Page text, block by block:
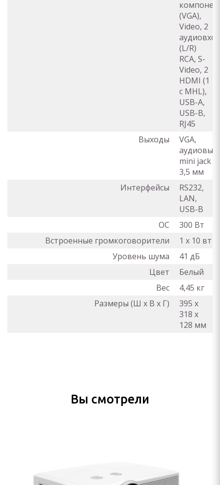
(VGA),
Video, 2
(L/R)
RCA, S-
Video, 2
HDMI (1
с MHL),
USB-A,
USB-B,
RJ45
Выходы
VGA,
mini jack
3,5 мм
Интерфейсы
RS232,
LAN,
USB-B
ОС
300 Вт
Встроенные громкоговорители
1 х 10 вт
Уровень шума
41 дБ
Цвет
Белый
Вес
4,45 кг
Размеры (Ш x В x Г)
395 х
318 х
128 мм
Вы смотрели